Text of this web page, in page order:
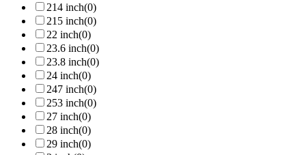
214 inch(0)
215 inch(0)
22 inch(0)
23.6 inch(0)
23.8 inch(0)
24 inch(0)
247 inch(0)
253 inch(0)
27 inch(0)
28 inch(0)
29 inch(0)